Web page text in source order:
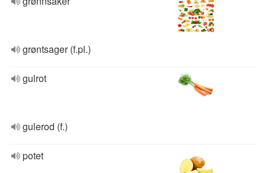
grøntsager (f.pl.)
gulrot
gulerod (f.)
potet